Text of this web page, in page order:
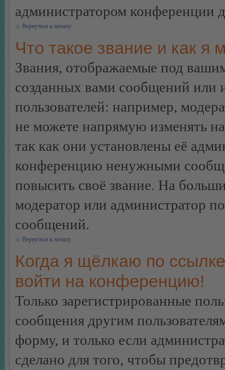
администратором конференции
Вернуться к началу
Что такое звание и как я
Звания, отображаемые под
созданных вами сообщений
пользователей: например,
не можете напрямую изменять
так как они установлены её
конференцию ненужными
повысить своё звание. На
модератор или администратор
сообщений.
Вернуться к началу
Когда я щёлкаю по
войти на конференцию!
Только зарегистрированные
сообщения другим
форму, и только если
сделано для того, чтобы